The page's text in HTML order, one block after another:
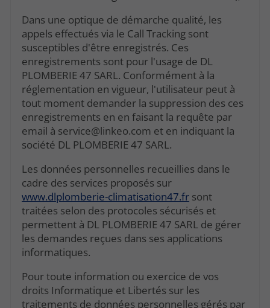
Dans une optique de démarche qualité, les
appels effectués via le Call Tracking sont
susceptibles d'être enregistrés. Ces
enregistrements sont pour l'usage de DL
PLOMBERIE 47 SARL. Conformément à la
réglementation en vigueur, l'utilisateur peut à
tout moment demander la suppression des ces
enregistrements en en faisant la requête par
email à service@linkeo.com et en indiquant la
société DL PLOMBERIE 47 SARL.
Les données personnelles recueillies dans le
cadre des services proposés sur
www.dlplomberie-climatisation47.fr sont
traitées selon des protocoles sécurisés et
permettent à DL PLOMBERIE 47 SARL de gérer
les demandes reçues dans ses applications
informatiques.
Pour toute information ou exercice de vos
droits Informatique et Libertés sur les
traitements de données personnelles gérés par